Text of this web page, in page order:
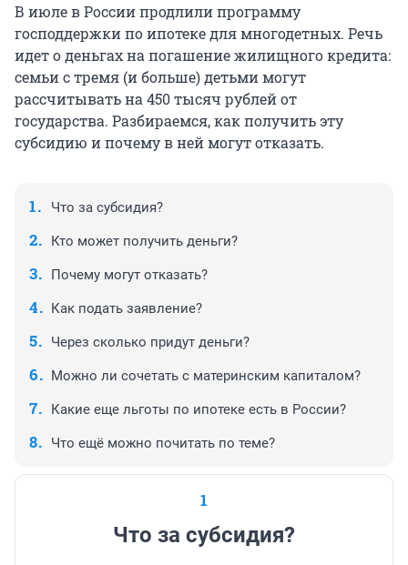
В июле в России продлили программу
господдержки по ипотеке для многодетных. Речь
идет о деньгах на погашение жилищного кредита:
семьи с тремя (и больше) детьми могут
рассчитывать на 450 тысяч рублей от
государства. Разбираемся, как получить эту
субсидию и почему в ней могут отказать.
Что за субсидия?
Кто может получить деньги?
Почему могут отказать?
Как подать заявление?
Через сколько придут деньги?
Можно ли сочетать с материнским капиталом?
Какие еще льготы по ипотеке есть в России?
Что ещё можно почитать по теме?
1
Что за субсидия?